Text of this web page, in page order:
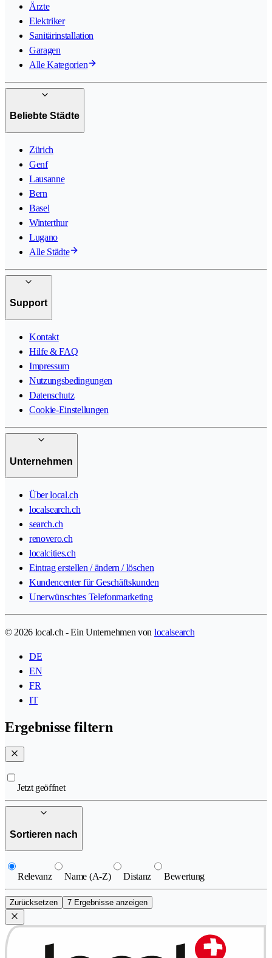
Ärzte
Elektriker
Sanitärinstallation
Garagen
Alle Kategorien
Beliebte Städte
Zürich
Genf
Lausanne
Bern
Basel
Winterthur
Lugano
Alle Städte
Support
Kontakt
Hilfe & FAQ
Impressum
Nutzungsbedingungen
Datenschutz
Cookie-Einstellungen
Unternehmen
Über local.ch
localsearch.ch
search.ch
renovero.ch
localcities.ch
Eintrag erstellen / ändern / löschen
Kundencenter für Geschäftskunden
Unerwünschtes Telefonmarketing
© 2026 local.ch - Ein Unternehmen von localsearch
DE
EN
FR
IT
Ergebnisse filtern
Jetzt geöffnet
Sortieren nach
Relevanz Name (A-Z) Distanz Bewertung
Zurücksetzen 7 Ergebnisse anzeigen